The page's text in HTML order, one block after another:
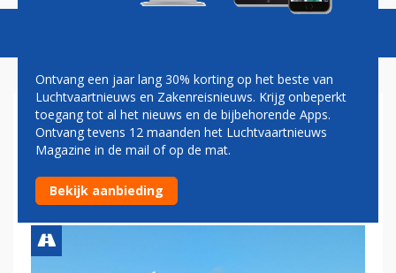
PIEKDRUKTE OP SCHIPHOL
NU OOK REGIO MIDDEN
ZOMERVAKANTIE HEEFT
Ontvang een jaar lang 30% korting op het beste van
Luchtvaartnieuws en Zakenreisnieuws. Krijg onbeperkt
toegang tot al het nieuws en de bijbehorende Apps.
Ontvang tevens 12 maanden het Luchtvaartnieuws
Magazine in de mail of op de mat.
Bekijk aanbieding